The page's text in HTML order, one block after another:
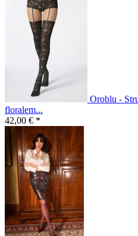
Oroblu -
floralem...
42,00 € *